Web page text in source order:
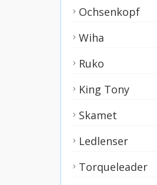
Ochsenkopf
Wiha
Ruko
King Tony
Skamet
Ledlenser
Torqueleader